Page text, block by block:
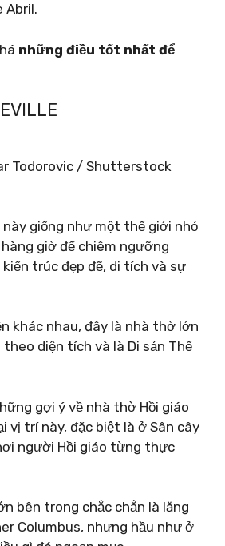
Abril.
những điều tốt nhất để
Todorovic / Shutterstock
này giống như một thế giới nhỏ
giờ để chiêm ngưỡng
​​trúc đẹp đẽ, di tích và sự
khác nhau, đây là nhà thờ lớn
diện tích và là Di sản Thế
gợi ý về nhà thờ Hồi giáo
vị trí này, đặc biệt là ở Sân cây
người Hồi giáo từng thực
bên trong chắc chắn là lăng
Columbus, nhưng hầu như ở